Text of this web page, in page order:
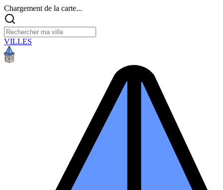
Chargement de la carte...
VILLES